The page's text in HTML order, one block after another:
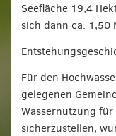
Seefläche 19,4
sich dann ca. 1,50
Für den
gelegenen
Wassernutzung
sicherzustellen,